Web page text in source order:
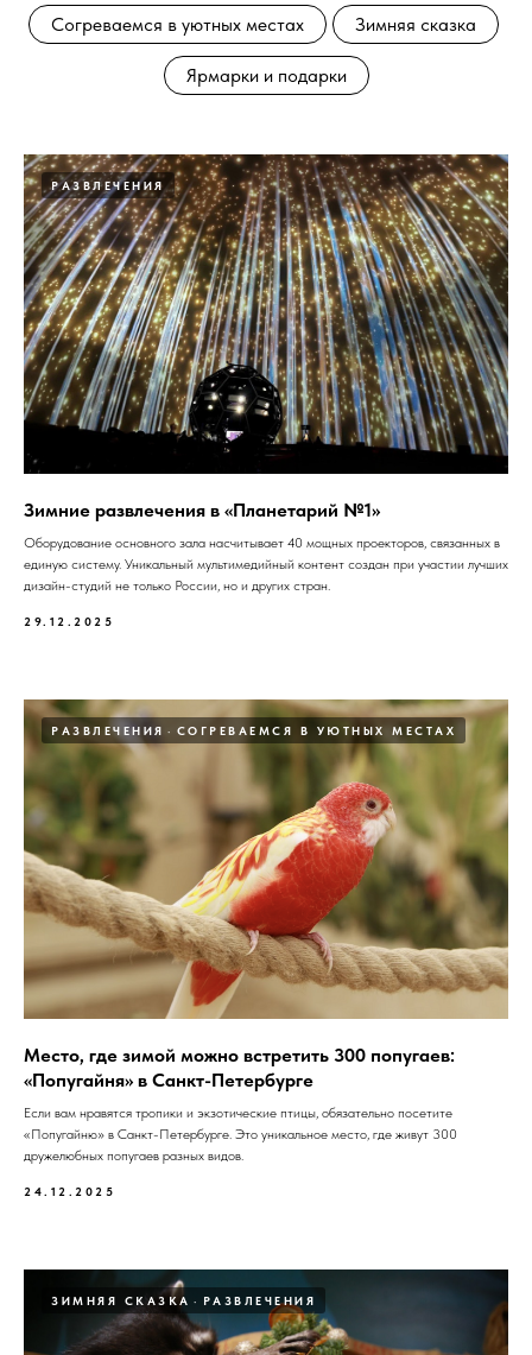
Согреваемся в уютных местах Зимняя сказка
Ярмарки и подарки
РАЗВЛЕЧЕНИЯ
Зимние развлечения в «Планетарий №1»
Оборудование основного зала насчитывает 40 мощных проекторов, связанных в
единую систему. Уникальный мультимедийный контент создан при участии лучших
дизайн-студий не только России, но и других стран.
29.12.2025
РАЗВЛЕЧЕНИЯ СОГРЕВАЕМСЯ В УЮТНЫХ МЕСТАХ
Место, где зимой можно встретить 300 попугаев:
«Попугайня» в Санкт-Петербурге
Если вам нравятся тропики и экзотические птицы, обязательно посетите
«Попугайню» в Санкт-Петербурге. Это уникальное место, где живут 300
дружелюбных попугаев разных видов.
24.12.2025
ЗИМНЯЯ СКАЗКА РАЗВЛЕЧЕНИЯ